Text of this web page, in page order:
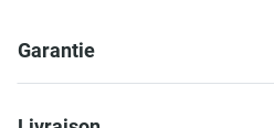
Garantie